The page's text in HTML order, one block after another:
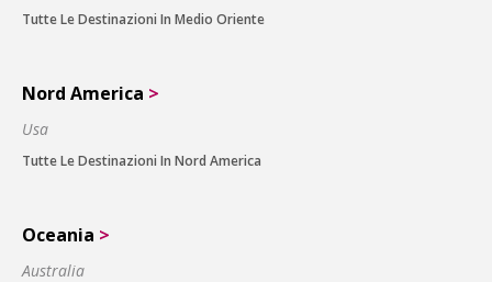
Tutte Le Destinazioni In Medio Oriente
Nord America >
Usa
Tutte Le Destinazioni In Nord America
Oceania >
Australia